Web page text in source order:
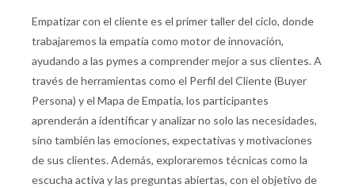
Empatizar con el cliente es el primer taller del ciclo, donde
trabajaremos la empatía como motor de innovación,
ayudando a las pymes a comprender mejor a sus clientes. A
través de herramientas como el Perfil del Cliente (Buyer
Persona) y el Mapa de Empatía, los participantes
aprenderán a identificar y analizar no solo las necesidades,
sino también las emociones, expectativas y motivaciones
de sus clientes. Además, exploraremos técnicas como la
escucha activa y las preguntas abiertas, con el objetivo de